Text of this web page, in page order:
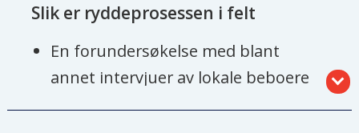
Slik er ryddeprosessen i felt
En forundersøkelse med blant
annet intervjuer av lokale beboere